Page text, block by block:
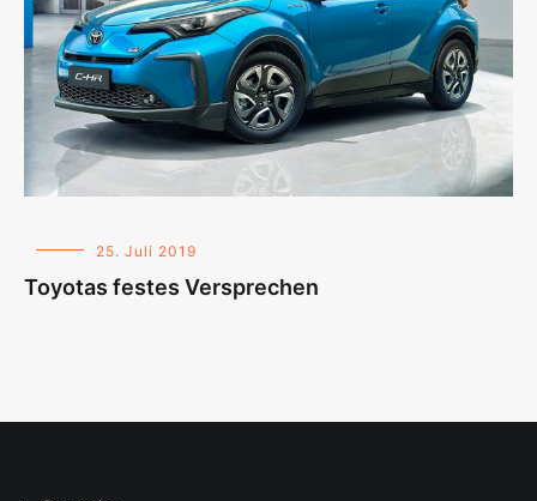
25. Juli 2019
Toyotas festes Versprechen